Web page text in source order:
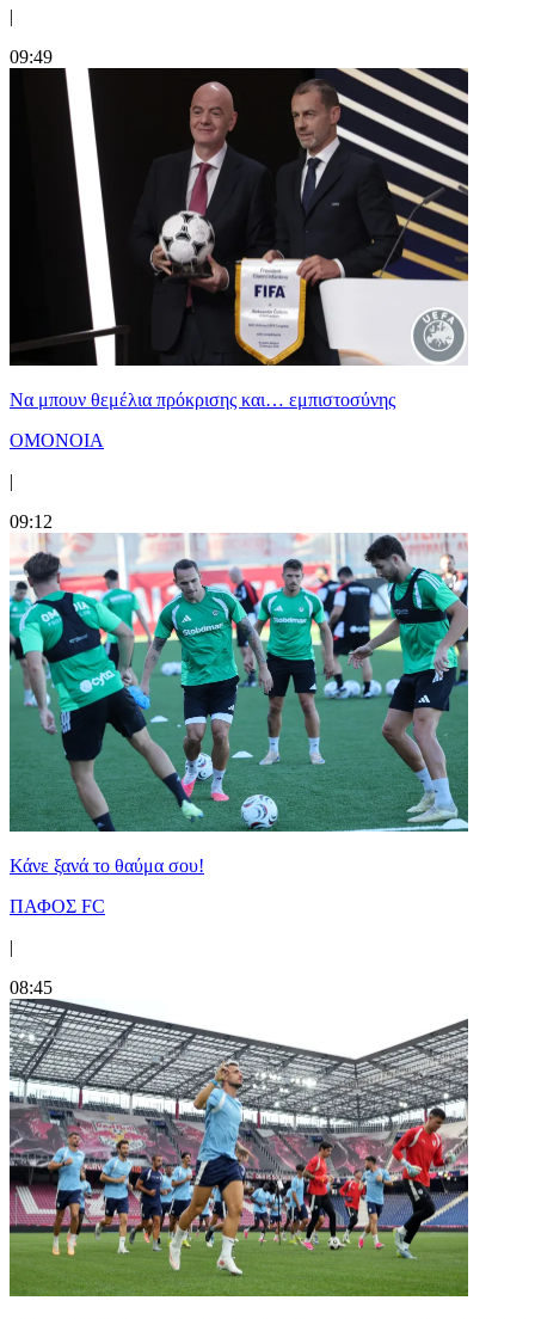
|
09:49
Να μπουν θεμέλια πρόκρισης και… εμπιστοσύνης
ΟΜΟΝΟΙΑ
|
09:12
Κάνε ξανά το θαύμα σου!
ΠΑΦΟΣ FC
|
08:45